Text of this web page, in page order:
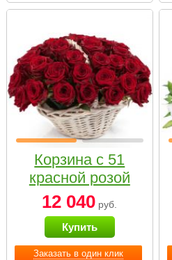
Заказать в один клик
Корзина с 51
красной розой
12 040 руб.
Купить